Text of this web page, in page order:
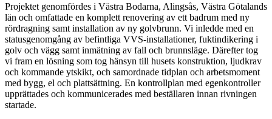
Projektet genomfördes i Västra Bodarna, Alingsås, Västra Götalands
län och omfattade en komplett renovering av ett badrum med ny
rördragning samt installation av ny golvbrunn. Vi inledde med en
statusgenomgång av befintliga VVS-installationer, fuktindikering i
golv och vägg samt inmätning av fall och brunnsläge. Därefter tog
vi fram en lösning som tog hänsyn till husets konstruktion, ljudkrav
och kommande ytskikt, och samordnade tidplan och arbetsmoment
med bygg, el och plattsättning. En kontrollplan med egenkontroller
upprättades och kommunicerades med beställaren innan rivningen
startade.